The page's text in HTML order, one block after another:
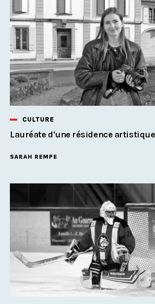
CULTURE
Lauréate d'une résidence
SARAH REMPE